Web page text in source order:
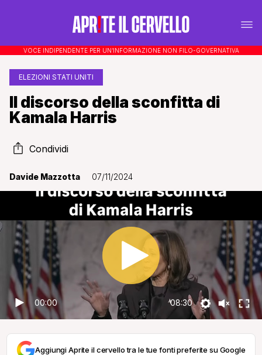
VOCE INDIPENDENTE PER UN’INFORMAZIONE NON FILO-GOVERNATIVA
ELEZIONI STATI UNITI
Il discorso della sconfitta di
Kamala Harris
Condividi
Davide Mazzotta 07/11/2024
00:00 08:30
Aggiungi Aprite il cervello tra le tue fonti preferite su Google